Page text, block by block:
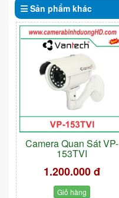
Sản phẩm khác
Camera Quan Sát VP-
153TVI
1.200.000 đ
Giỏ hàng